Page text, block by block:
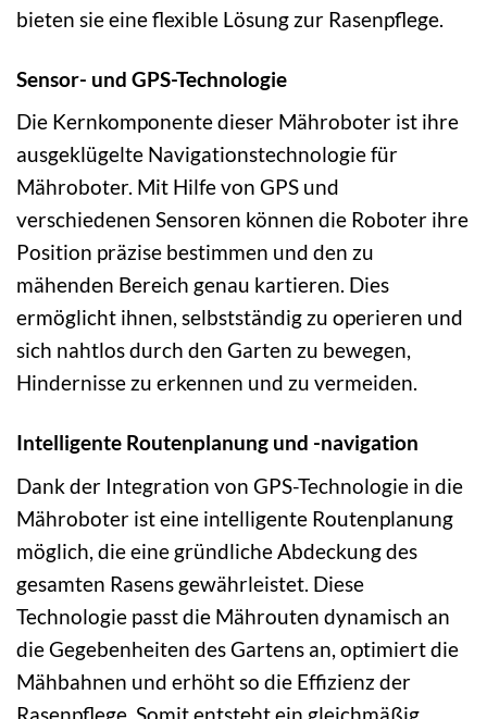
bieten sie eine flexible Lösung zur Rasenpflege.
Sensor- und GPS-Technologie
Die Kernkomponente dieser Mähroboter ist ihre
ausgeklügelte Navigationstechnologie für
Mähroboter. Mit Hilfe von GPS und
verschiedenen Sensoren können die Roboter ihre
Position präzise bestimmen und den zu
mähenden Bereich genau kartieren. Dies
ermöglicht ihnen, selbstständig zu operieren und
sich nahtlos durch den Garten zu bewegen,
Hindernisse zu erkennen und zu vermeiden.
Intelligente Routenplanung und -navigation
Dank der Integration von GPS-Technologie in die
Mähroboter ist eine intelligente Routenplanung
möglich, die eine gründliche Abdeckung des
gesamten Rasens gewährleistet. Diese
Technologie passt die Mährouten dynamisch an
die Gegebenheiten des Gartens an, optimiert die
Mähbahnen und erhöht so die Effizienz der